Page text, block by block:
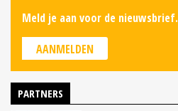
Meld je aan voor de nieuwsbrief.
AANMELDEN
PARTNERS